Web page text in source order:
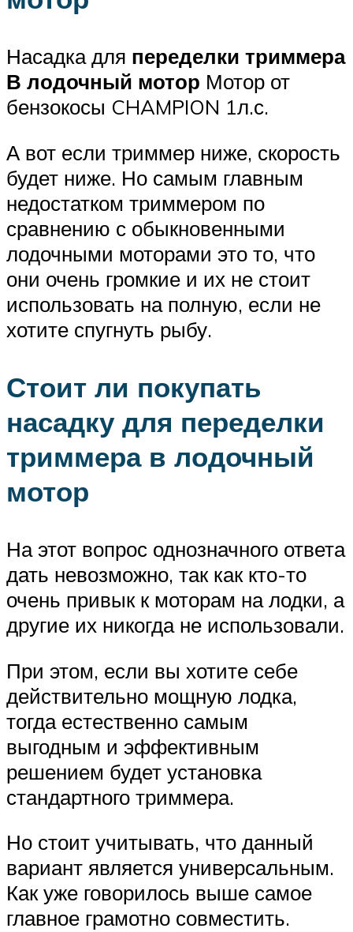
Насадка для переделки триммера
В лодочный мотор Мотор от
бензокосы CHAMPION 1л.с.
А вот если триммер ниже, скорость
будет ниже. Но самым главным
недостатком триммером по
сравнению с обыкновенными
лодочными моторами это то, что
они очень громкие и их не стоит
использовать на полную, если не
хотите спугнуть рыбу.
Стоит ли покупать
насадку для переделки
триммера в лодочный
мотор
На этот вопрос однозначного ответа
дать невозможно, так как кто-то
очень привык к моторам на лодки, а
другие их никогда не использовали.
При этом, если вы хотите себе
действительно мощную лодка,
тогда естественно самым
выгодным и эффективным
решением будет установка
стандартного триммера.
Но стоит учитывать, что данный
вариант является универсальным.
Как уже говорилось выше самое
главное грамотно совместить.